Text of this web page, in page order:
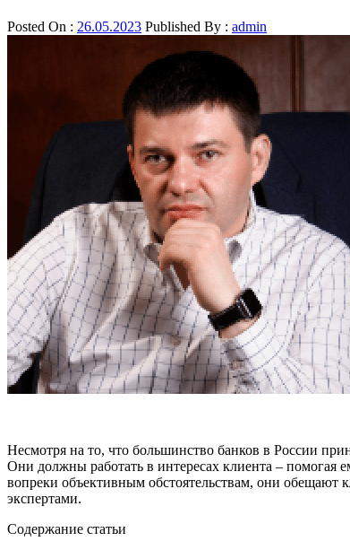
Posted On : 26.05.2023 Published By : admin
Несмотря на то, что большинство банков в России
Они должны работать в интересах клиента – помогая
вопреки объективным обстоятельствам, они
экспертами.
Содержание статьи